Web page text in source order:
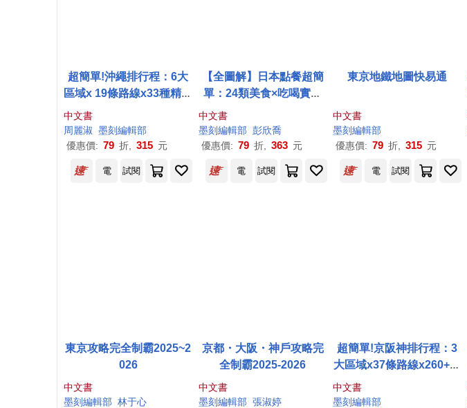
超簡單!沖繩排行程：6大
區域x 19條路線x33種精彩
體驗x177+食購遊宿一次
串聯!1~3日行程讓新手或
玩家都能輕鬆自由行
中文書
周麗淑 墨刻編輯部
優惠價: 79 折, 315 元
【全圖解】日本點餐超簡
單：24類美食×吃喝實戰
指南，從點餐、數位支
付、訂位，不懂日文也能
在地吃喝不踩雷
中文書
墨刻編輯部 彭欣喬
優惠價: 79 折, 363 元
東京地鐵地圖快易通
中文書
墨刻編輯部
優惠價: 79 折, 315 元
電 試閱 電 試閱 電 試閱
東京攻略完全制霸2025~2
026
中文書
墨刻編輯部 林于心
京都・大阪・神戶攻略完
全制霸2025-2026
中文書
墨刻編輯部 張淑婷
超簡單!京阪神排行程：3
大區域x37條路線x260+食
購遊宿一次串聯!1~2日行
程讓新手或玩家都能輕鬆
中文書
墨刻編輯部